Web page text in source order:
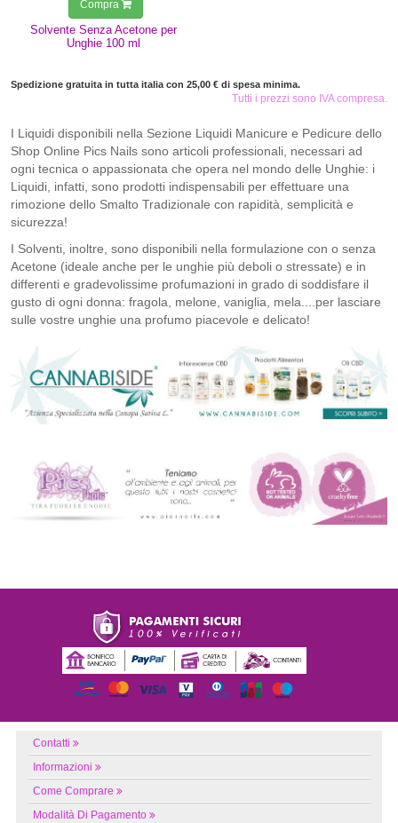
Solvente Senza Acetone per
Unghie 100 ml
Compra
Spedizione gratuita in tutta italia con 25,00 € di spesa minima.
Tutti i prezzi sono IVA compresa.
I Liquidi disponibili nella Sezione Liquidi Manicure e Pedicure dello
Shop Online Pics Nails sono articoli professionali, necessari ad
ogni tecnica o appassionata che opera nel mondo delle Unghie: i
Liquidi, infatti, sono prodotti indispensabili per effettuare una
rimozione dello Smalto Tradizionale con rapidità, semplicità e
sicurezza!
I Solventi, inoltre, sono disponibili nella formulazione con o senza
Acetone (ideale anche per le unghie più deboli o stressate) e in
differenti e gradevolissime profumazioni in grado di soddisfare il
gusto di ogni donna: fragola, melone, vaniglia, mela....per lasciare
sulle vostre unghie una profumo piacevole e delicato!
Contatti
Informazioni
Come Comprare
Modalità Di Pagamento